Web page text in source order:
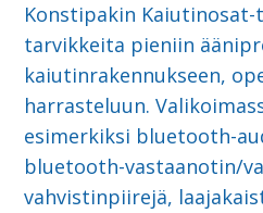
Konstipakin
tarvikkeita pieniin
kaiutinrakennukseen,
harrasteluun.
esimerkiksi bluetooth-
bluetooth-vastaanotin/
vahvistinpiirejä,